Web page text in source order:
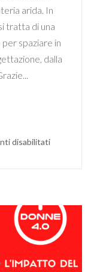
arida. In
tratta di una
spaziare in
dalla
disabilitati
di
genere